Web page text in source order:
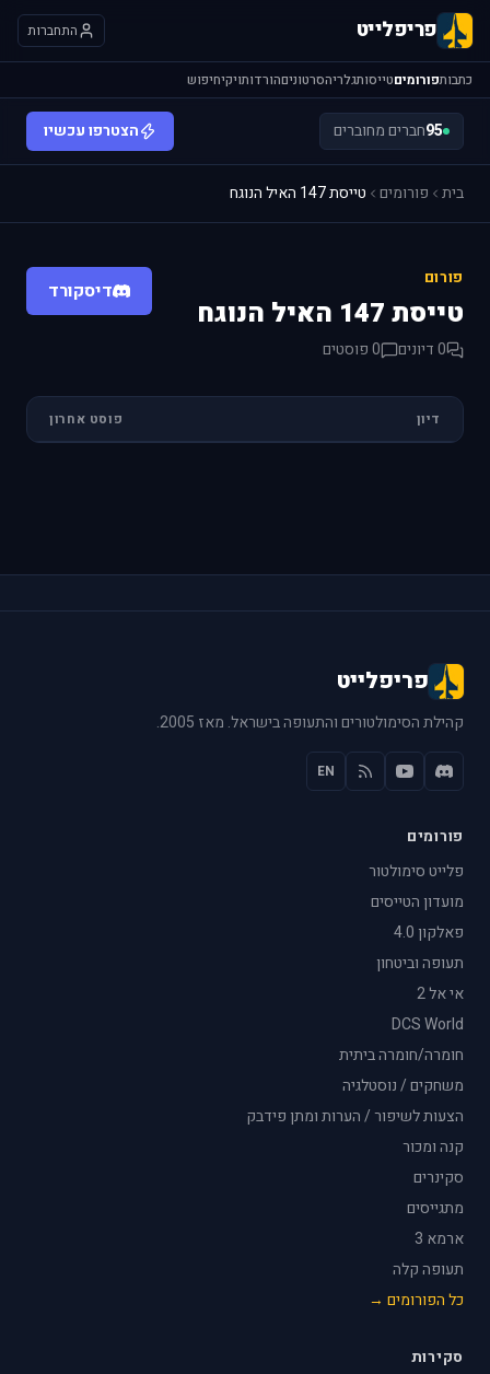
פריפלייט התחברות
כתבותפורומיםטייסותגלריהסרטוניםהורדותויקיחיפוש
95חברים מחוברים הצטרפו עכשיו
בית פורומים טייסת 147 האיל הנוגח
פורום
טייסת 147 האיל הנוגח
0 דיונים 0 פוסטים
דיסקורד
דיון פוסט אחרון
פריפלייט
קהילת הסימולטורים והתעופה בישראל. מאז 2005.
EN
פורומים
פלייט סימולטור
מועדון הטייסים
פאלקון 4.0
תעופה וביטחון
אי אל 2
DCS World
חומרה/חומרה ביתית
משחקים / נוסטלגיה
הצעות לשיפור / הערות ומתן פידבק
קנה ומכור
סקינרים
מתגייסים
ארמא 3
תעופה קלה
כל הפורומים →
סקירות